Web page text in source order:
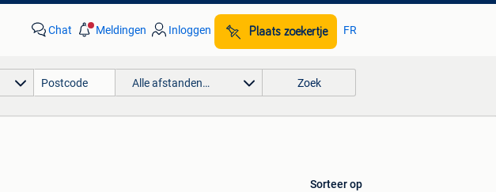
Chat Meldingen Inloggen Plaats zoekertje FR
Alle afstanden… Zoek
Sorteer op